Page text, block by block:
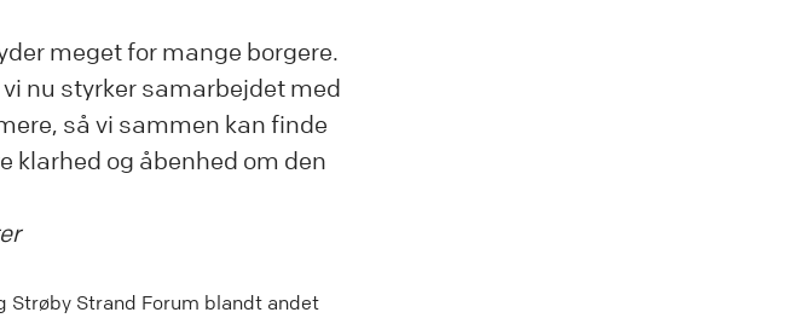
meget for mange borgere.
nu styrker samarbejdet med
så vi sammen kan finde
klarhed og åbenhed om den
Strøby Strand Forum blandt andet